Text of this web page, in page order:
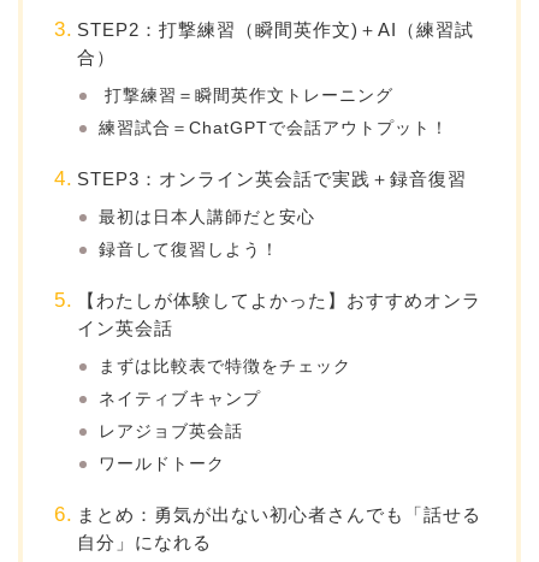
STEP2：打撃練習（瞬間英作文)＋AI（練習試
合）
打撃練習＝瞬間英作文トレーニング
練習試合＝ChatGPTで会話アウトプット！
STEP3：オンライン英会話で実践＋録音復習
最初は日本人講師だと安心
録音して復習しよう！
【わたしが体験してよかった】おすすめオンラ
イン英会話
まずは比較表で特徴をチェック
ネイティブキャンプ
レアジョブ英会話
ワールドトーク
まとめ：勇気が出ない初心者さんでも「話せる
自分」になれる